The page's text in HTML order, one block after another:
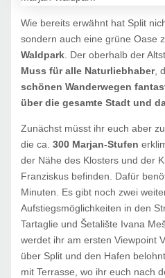
Wie bereits erwähnt hat Split
sondern auch eine grüne Oase
Waldpark. Der oberhalb der
Muss für alle Naturliebhaber,
schönen Wanderwegen
über die gesamte Stadt und
Zunächst müsst ihr euch aber
die ca. 300 Marjan-Stufen
der Nähe des Klosters und der
Franziskus befinden. Dafür
Minuten. Es gibt noch zwei
Aufstiegsmöglichkeiten in den
Tartaglie und Šetalište Ivana
werdet ihr am ersten Viewpoint
über Split und den Hafen
mit Terrasse, wo ihr euch nach